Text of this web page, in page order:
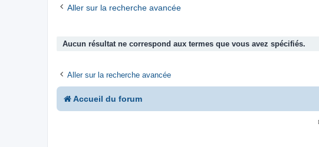
Aller sur la recherche avancée
Aucun résultat ne correspond aux termes que vous avez spécifiés.
Aller sur la recherche avancée
Accueil du forum